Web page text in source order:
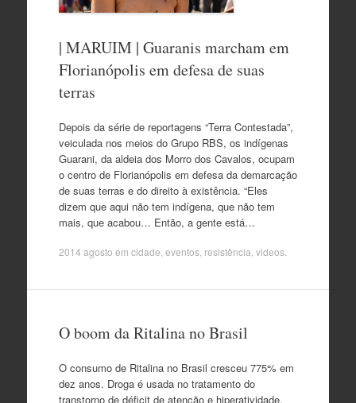
| MARUIM | Guaranis marcham em
Florianópolis em defesa de suas
terras
Depois da série de reportagens “Terra Contestada”,
veiculada nos meios do Grupo RBS, os indígenas
Guarani, da aldeia dos Morro dos Cavalos, ocupam
o centro de Florianópolis em defesa da demarcação
de suas terras e do direito à existência. “Eles
dizem que aqui não tem indígena, que não tem
mais, que acabou… Então, a gente está…
2014 agosto em cidade eventos, resistência videos.
O boom da Ritalina no Brasil
O consumo de Ritalina no Brasil cresceu 775% em
dez anos. Droga é usada no tratamento do
transtorno de déficit de atenção e hiperatividade.